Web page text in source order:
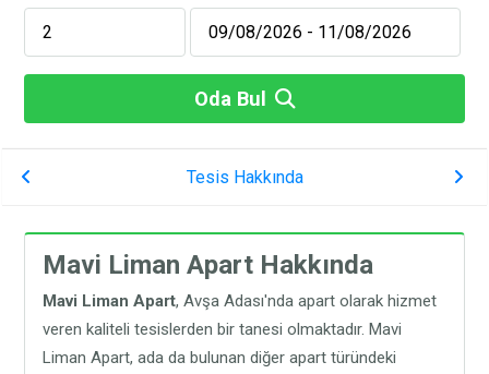
Oda Bul
Tesis Hakkında
Mavi Liman Apart Hakkında
Mavi Liman Apart, Avşa Adası'nda apart olarak hizmet
veren kaliteli tesislerden bir tanesi olmaktadır. Mavi
Liman Apart, ada da bulunan diğer apart türündeki